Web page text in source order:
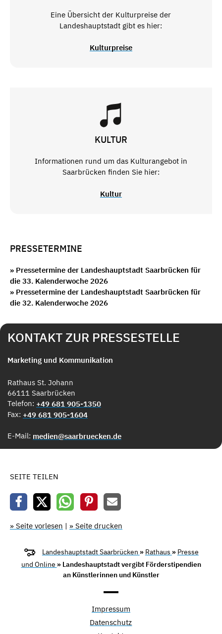
Eine Übersicht der Kulturpreise der
Landeshauptstadt gibt es hier:
Kulturpreise
KULTUR
Informationen rund um das Kulturangebot in
Saarbrücken finden Sie hier:
Kultur
PRESSETERMINE
» Pressetermine der Landeshauptstadt Saarbrücken für
die 33. Kalenderwoche 2026
» Pressetermine der Landeshauptstadt Saarbrücken für
die 32. Kalenderwoche 2026
KONTAKT ZUR PRESSESTELLE
Marketing und Kommunikation
Rathaus St. Johann
66111 Saarbrücken
Telefon: +49 681 905-1350
Fax: +49 681 905-1604
E-Mail: medien@saarbruecken.de
SEITE TEILEN
» Seite vorlesen | » Seite drucken
Landeshauptstadt Saarbrücken » Rathaus » Presse
und Online » Landeshauptstadt vergibt Förderstipendien
an Künstlerinnen und Künstler
Impressum
Datenschutz